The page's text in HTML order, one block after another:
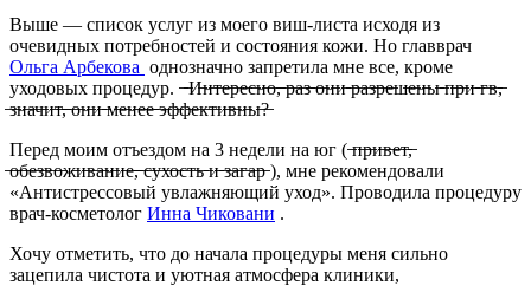
Выше — список услуг из моего виш-листа исходя из
очевидных потребностей и состояния кожи. Но главврач
Ольга Арбекова однозначно запретила мне все, кроме
уходовых процедур. ̶ ̶И̶н̶т̶е̶р̶е̶с̶н̶о̶,̶ ̶р̶а̶з̶ ̶о̶н̶и̶ ̶р̶а̶з̶р̶е̶ш̶е̶н̶ы̶ ̶п̶р̶и̶ ̶г̶в̶,̶
̶з̶н̶а̶ч̶и̶т̶,̶ ̶о̶н̶и̶ ̶м̶е̶н̶е̶е̶ ̶э̶ф̶ф̶е̶к̶т̶и̶в̶н̶ы̶?̶
Перед моим отъездом на 3 недели на юг ( ̶п̶р̶и̶в̶е̶т̶,̶
̶о̶б̶е̶з̶в̶о̶ж̶и̶в̶а̶н̶и̶е̶,̶ ̶с̶у̶х̶о̶с̶т̶ь̶ ̶и̶ ̶з̶а̶г̶а̶р̶ ), мне рекомендовали
«Антистрессовый увлажняющий уход». Проводила процедуру
врач-косметолог Инна Чиковани .
Хочу отметить, что до начала процедуры меня сильно
зацепила чистота и уютная атмосфера клиники,